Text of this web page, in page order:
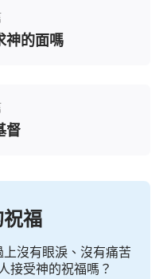
，誰若觸犯將遭到刑
，違背我意的，就是
我的刑罰中倒下；我
是敬拜
人都在我的焚燒之中
神的面嗎
督
福
沒有眼淚、沒有痛苦
接受神的祝福嗎？